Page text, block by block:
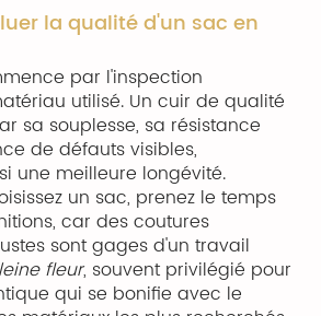
la qualité d'un sac en
par l'inspection
utilisé. Un cuir de qualité
sa souplesse, sa résistance
de défauts visibles,
une meilleure longévité.
un sac, prenez le temps
car des coutures
sont gages d'un travail
fleur, souvent privilégié pour
qui se bonifie avec le